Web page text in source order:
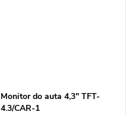
Monitor do auta 4,3'' TFT-
4.3/CAR-1